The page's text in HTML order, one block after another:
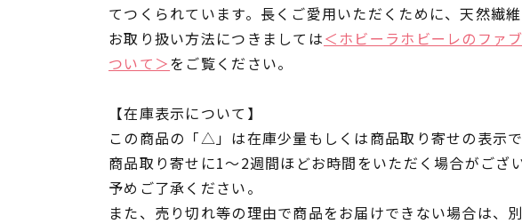
てつくられています。長くご愛用いただくために、天然繊維
お取り扱い方法につきましては＜ホビーラホビーレのファ
ついて＞をご覧ください。
【在庫表示について】
この商品の「△」は在庫少量もしくは商品取り寄せの表示で
商品取り寄せに1～2週間ほどお時間をいただく場合がござ
予めご了承ください。
また、売り切れ等の理由で商品をお届けできない場合は、